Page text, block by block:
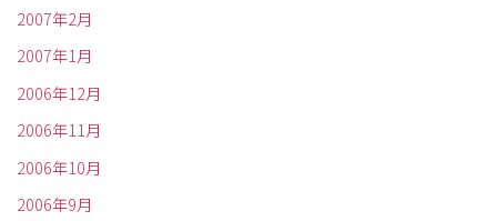
2007年2月
2007年1月
2006年12月
2006年11月
2006年10月
2006年9月